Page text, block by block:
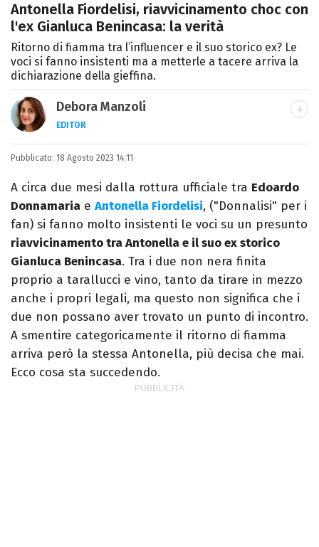
Antonella Fiordelisi, riavvicinamento choc con
l'ex Gianluca Benincasa: la verità
Ritorno di fiamma tra l’influencer e il suo storico ex? Le
voci si fanno insistenti ma a metterle a tacere arriva la
dichiarazione della gieffina.
Debora Manzoli
EDITOR
LINKEDIN
INSTAGRAM FACEBOOK SITO
Scrittrice, copywriter, editor e pubblicista
mantovana, laureata in Lettere, Cinema e
Tv. Ha due libri all’attivo e ama la scrittura
alla follia.
Pubblicato: 18 Agosto 2023 14:11
A circa due mesi dalla rottura ufficiale tra Edoardo
Donnamaria e Antonella Fiordelisi, ("Donnalisi" per i
fan) si fanno molto insistenti le voci su un presunto
riavvicinamento tra Antonella e il suo ex storico
Gianluca Benincasa. Tra i due non nera finita
proprio a tarallucci e vino, tanto da tirare in mezzo
anche i propri legali, ma questo non significa che i
due non possano aver trovato un punto di incontro.
A smentire categoricamente il ritorno di fiamma
arriva però la stessa Antonella, più decisa che mai.
Ecco cosa sta succedendo.